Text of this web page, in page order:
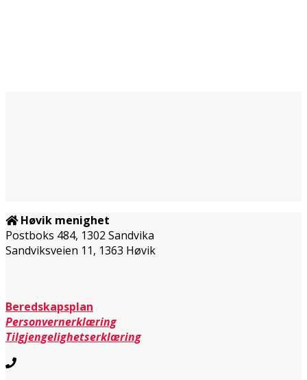
Høvik menighet
Postboks 484, 1302 Sandvika
Sandviksveien 11, 1363 Høvik
Beredskapsplan
Personvernerklæring
Tilgjengelighetserklæring